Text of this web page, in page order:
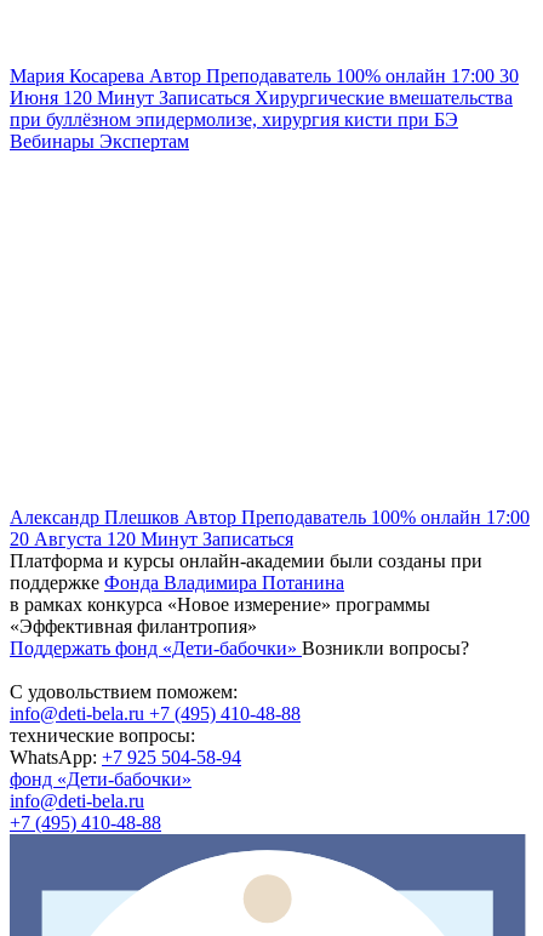
Мария Косарева Автор Преподаватель 100% онлайн 17:00 30
Июня 120 Минут Записаться Хирургические вмешательства
при буллёзном эпидермолизе, хирургия кисти при БЭ
Вебинары Экспертам
Александр Плешков Автор Преподаватель 100% онлайн 17:00
20 Августа 120 Минут Записаться
Платформа и курсы онлайн-академии были созданы при
поддержке Фонда Владимира Потанина
в рамках конкурса «Новое измерение» программы
«Эффективная филантропия»
Поддержать фонд «Дети-бабочки» Возникли вопросы?
С удовольствием поможем:
info@deti-bela.ru +7 (495) 410-48-88
технические вопросы:
WhatsApp: +7 925 504-58-94
фонд «Дети-бабочки»
info@deti-bela.ru
+7 (495) 410-48-88